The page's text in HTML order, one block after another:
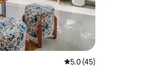
レビュー45件、5つ星中
5.0 (45)